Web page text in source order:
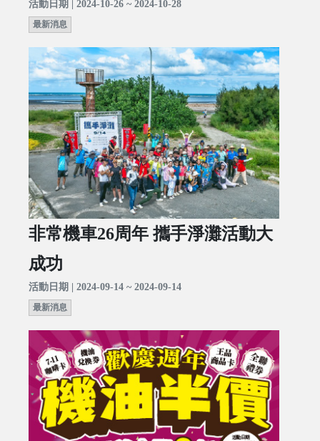
活動日期 | 2024-10-26 ~ 2024-10-28
最新消息
非常機車26周年 攜手淨灘活動大
成功
活動日期 | 2024-09-14 ~ 2024-09-14
最新消息